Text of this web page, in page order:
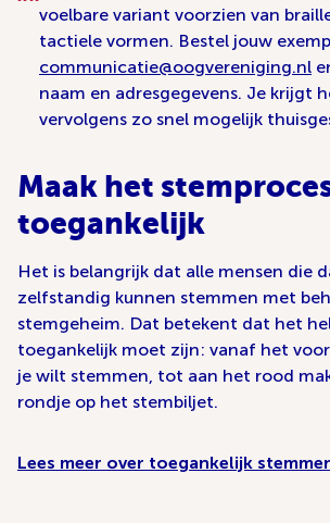
voelbare variant voorzien van
tactiele vormen. Bestel jouw
communicatie@oogvereniging.nl
naam en adresgegevens. Je krijgt
vervolgens zo snel mogelijk
Maak het
toegankelijk
Het is belangrijk dat alle mensen die
zelfstandig kunnen stemmen met
stemgeheim. Dat betekent dat het
toegankelijk moet zijn: vanaf het
je wilt stemmen, tot aan het rood
rondje op het stembiljet.
Lees meer over toegankelijk